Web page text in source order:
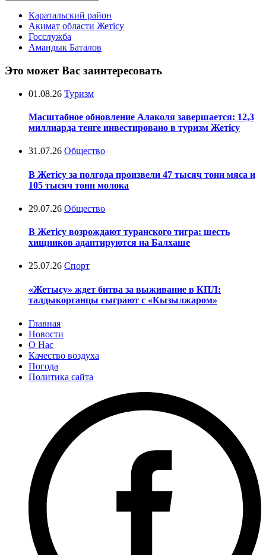
Каратальский район
Акимат области Жетісу
Госслужба
Амандык Баталов
Это может Вас заинтересовать
01.08.26 Туризм
Масштабное обновление Алаколя завершается: 12,3
миллиарда тенге инвестировано в туризм Жетісу
31.07.26 Общество
В Жетісу за полгода произвели 47 тысяч тонн мяса и
105 тысяч тонн молока
29.07.26 Общество
В Жетісу возрождают туранского тигра: шесть
хищников адаптируются на Балхаше
25.07.26 Спорт
«Жетысу» ждет битва за выживание в КПЛ:
талдыкорганцы сыграют с «Кызылжаром»
Главная
Новости
О Нас
Качество воздуха
Погода
Политика сайта